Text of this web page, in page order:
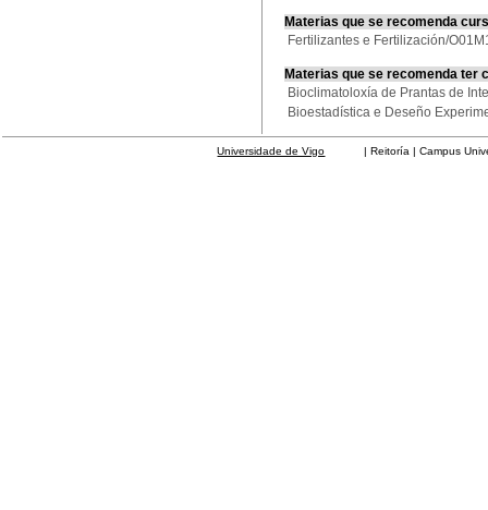
Materias que se recomenda
Fertilizantes e Fertilización/
Materias que se recomenda ter
Bioclimatoloxía de Prantas de
Bioestadística e Deseño
Universidade de Vigo | Reitoría | Campus